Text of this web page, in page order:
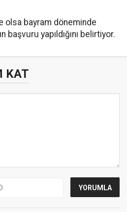
olsa bayram döneminde
başvuru yapıldığını belirtiyor.
KAT